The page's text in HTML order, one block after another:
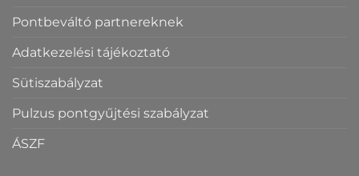
Pontbeváltó partnereknek
Adatkezelési tájékoztató
Sütiszabályzat
Pulzus pontgyűjtési szabályzat
ÁSZF